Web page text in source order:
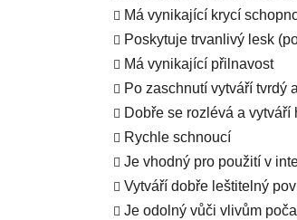
Má vynikající krycí
Poskytuje trvanlivý lesk
Má vynikající přilnavost
Po zaschnutí vytváří tvrdý
Dobře se rozlévá a vytváří
Rychle schnoucí
Je vhodný pro použití v
Vytváří dobře leštitelný
Je odolný vůči vlivům